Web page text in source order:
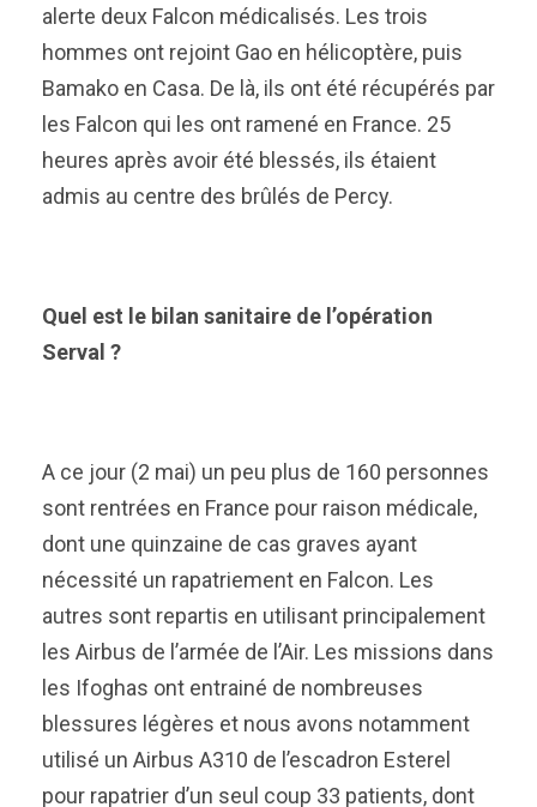
alerte deux Falcon médicalisés. Les trois
hommes ont rejoint Gao en hélicoptère, puis
Bamako en Casa. De là, ils ont été récupérés par
les Falcon qui les ont ramené en France. 25
heures après avoir été blessés, ils étaient
admis au centre des brûlés de Percy.
Quel est le bilan sanitaire de l’opération
Serval ?
A ce jour (2 mai) un peu plus de 160 personnes
sont rentrées en France pour raison médicale,
dont une quinzaine de cas graves ayant
nécessité un rapatriement en Falcon. Les
autres sont repartis en utilisant principalement
les Airbus de l’armée de l’Air. Les missions dans
les Ifoghas ont entrainé de nombreuses
blessures légères et nous avons notamment
utilisé un Airbus A310 de l’escadron Esterel
pour rapatrier d’un seul coup 33 patients, dont